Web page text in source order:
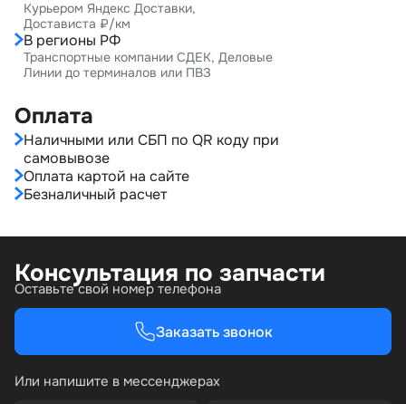
Курьером Яндекс Доставки,
Достависта ₽/км
В регионы РФ
Транспортные компании СДЕК, Деловые
Линии до терминалов или ПВЗ
Оплата
Наличными или СБП по QR коду при
самовывозе
Оплата картой на сайте
Безналичный расчет
Консультация по запчасти
Оставьте свой номер телефона
Заказать звонок
Или напишите в мессенджерах